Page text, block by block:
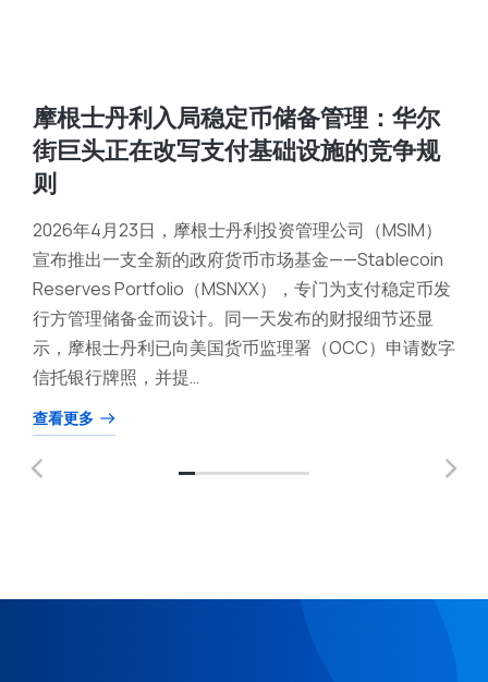
摩根士丹利入局稳定币储备管理：华尔
街巨头正在改写支付基础设施的竞争规
则
2026年4月23日，摩根士丹利投资管理公司（MSIM）
宣布推出一支全新的政府货币市场基金——Stablecoin
Reserves Portfolio（MSNXX），专门为支付稳定币发
行方管理储备金而设计。同一天发布的财报细节还显
示，摩根士丹利已向美国货币监理署（OCC）申请数字
信托银行牌照，并提…
查看更多